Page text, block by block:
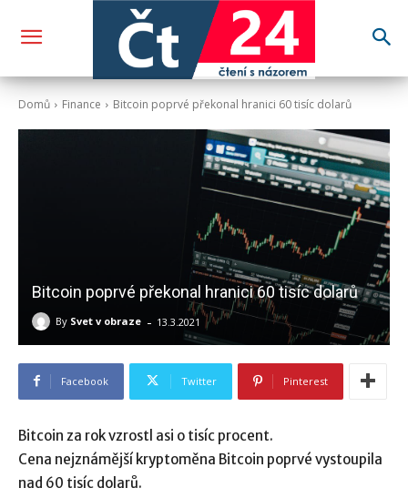
Domů Finance Bitcoin poprvé překonal hranici 60 tisíc dolarů
Bitcoin poprvé překonal hranici 60 tisíc dolarů
By Svet v obraze - 13.3.2021
Facebook Twitter Pinterest
Bitcoin za rok vzrostl asi o tisíc procent.
Cena nejznámější kryptoměna Bitcoin poprvé vystoupila
nad 60 tisíc dolarů.